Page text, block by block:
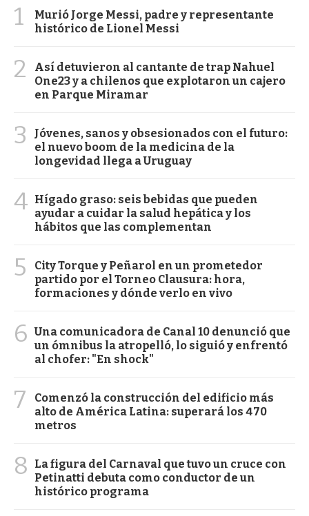
1
Murió Jorge Messi, padre y representante
histórico de Lionel Messi
2
Así detuvieron al cantante de trap Nahuel
One23 y a chilenos que explotaron un cajero
en Parque Miramar
3
Jóvenes, sanos y obsesionados con el futuro:
el nuevo boom de la medicina de la
longevidad llega a Uruguay
4 Hígado graso: seis bebidas que pueden
ayudar a cuidar la salud hepática y los
hábitos que las complementan
5
City Torque y Peñarol en un prometedor
partido por el Torneo Clausura: hora,
formaciones y dónde verlo en vivo
6 Una comunicadora de Canal 10 denunció que
un ómnibus la atropelló, lo siguió y enfrentó
al chofer: "En shock"
7
Comenzó la construcción del edificio más
alto de América Latina: superará los 470
metros
8
La figura del Carnaval que tuvo un cruce con
Petinatti debuta como conductor de un
histórico programa